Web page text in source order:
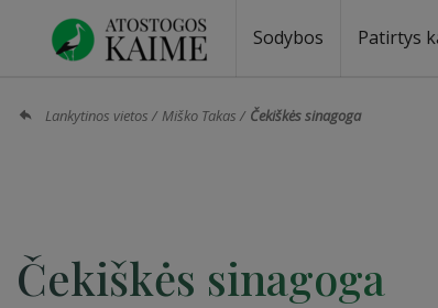
Sodybos Patirtys
Lankytinos vietos Miško Takas Čekiškės sinagoga
Čekiškės sinagoga